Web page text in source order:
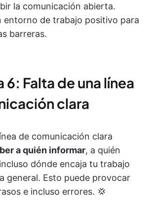
la comunicación abierta.
entorno de trabajo positivo para
barreras.
6: Falta de una línea
clara
de comunicación clara
a quién informar, a quién
dónde encaja tu trabajo
general. Esto puede provocar
e incluso errores. 💢